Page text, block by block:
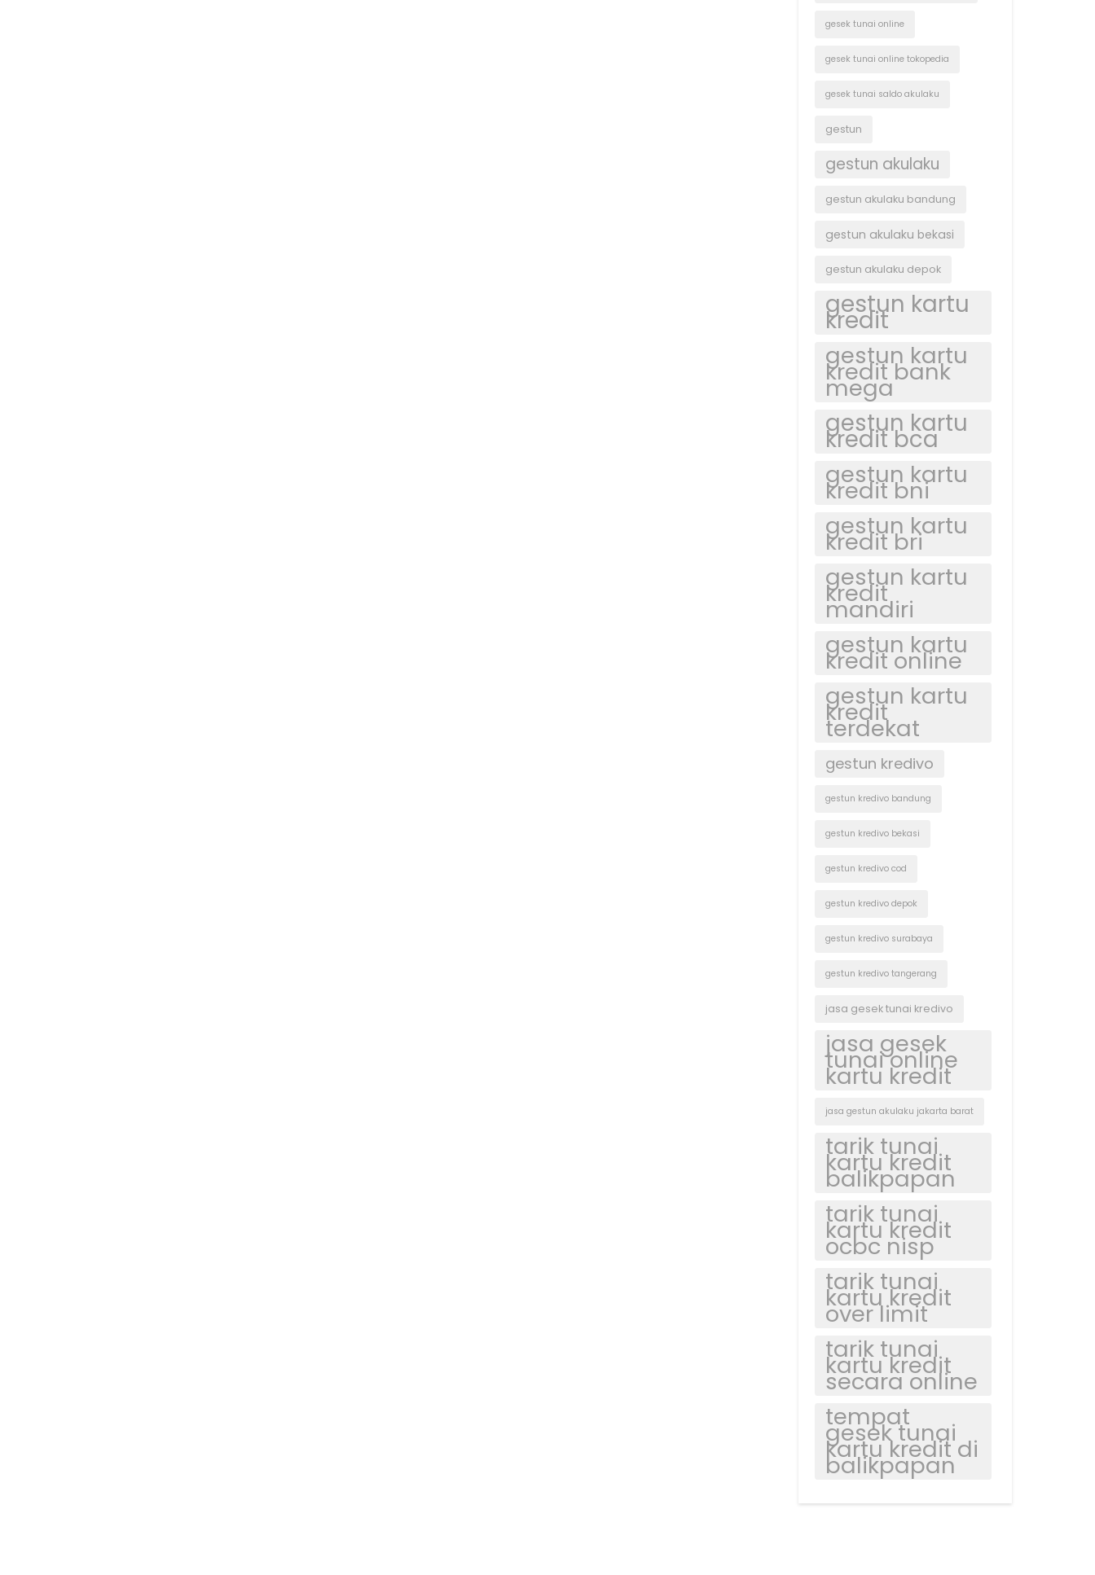
gesek tunai online
gesek tunai online tokopedia
gesek tunai saldo akulaku
gestun
gestun akulaku
gestun akulaku bandung
gestun akulaku bekasi
gestun akulaku depok
gestun kartu
kredit
gestun kartu
kredit bank
mega
gestun kartu
kredit bca
gestun kartu
kredit bni
gestun kartu
kredit bri
gestun kartu
kredit
mandiri
gestun kartu
kredit online
gestun kartu
kredit
terdekat
gestun kredivo
gestun kredivo bandung
gestun kredivo bekasi
gestun kredivo cod
gestun kredivo depok
gestun kredivo surabaya
gestun kredivo tangerang
jasa gesek tunai kredivo
jasa gesek
tunai online
kartu kredit
jasa gestun akulaku jakarta barat
tarik tunai
kartu kredit
balikpapan
tarik tunai
kartu kredit
ocbc nisp
tarik tunai
kartu kredit
over limit
tarik tunai
kartu kredit
secara online
tempat
gesek tunai
kartu kredit di
balikpapan